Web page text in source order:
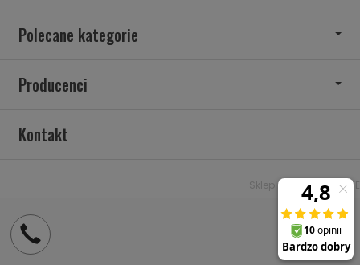
Polecane kategorie
Producenci
Kontakt
Sklep internetowy SOTE